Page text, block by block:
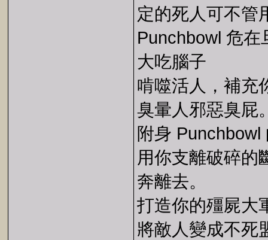
定的死人可不管
Punchbowl 危在
大吃腦子
啃噬活人，補充
臭暈人邪惡臭屁
附身 Punchbowl
用你支離破碎的
奔離去。
打造你的殭屍大
將敵人變成不死